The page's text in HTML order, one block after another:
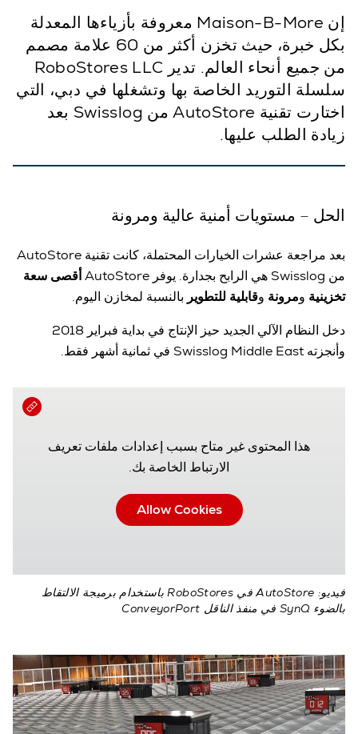
إن Maison-B-More معروفة بأزياءها المعدلة
بكل خبرة، حيث تخزن أكثر من 60 علامة مصمم
من جميع أنحاء العالم. تدير RoboStores LLC
سلسلة التوريد الخاصة بها وتشغلها في دبي، التي
اختارت تقنية AutoStore من Swisslog بعد
زيادة الطلب عليها.
هذا المحتوى غير متاح بسبب إعدادات ملفات تعريف
الارتباط الخاصة بك.
Allow Cookies
فيديو: AutoStore في RoboStores باستخدام برميجة الالتقاط
بالضوء SynQ في منفذ الناقل ConveyorPort
الحل – مستويات أمنية عالية ومرونة
بعد مراجعة عشرات الخيارات المحتملة، كانت تقنية AutoStore
من Swisslog هي الرابح بجدارة. يوفر AutoStore‏
أقصى سعة
تخزينية ومرونة وقابلية للتطوير بالنسبة لمخازن اليوم.
دخل النظام الآلي الجديد حيز الإنتاج في بداية فبراير 2018
وأنجزته Swisslog Middle East في ثمانية أشهر فقط.